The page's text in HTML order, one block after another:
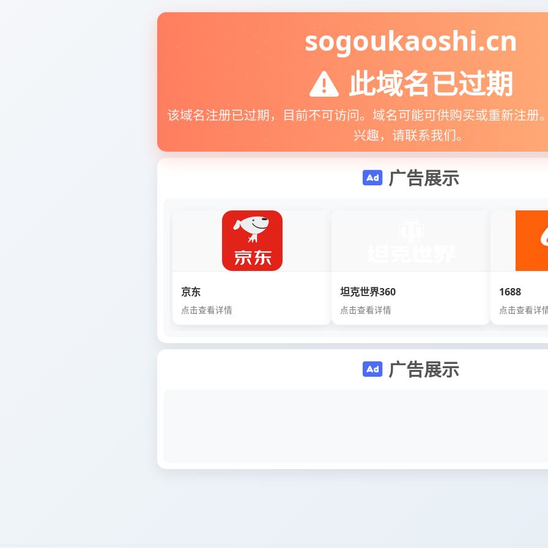
sogoukaoshi.cn
此域名已过期
该域名注册已过期，目前不可访问。域名可能可供购买或重新注册
兴趣，请联系我们。
广告展示
京东
点击查看详情
坦克世界360
点击查看详情
1688
点击查看详
广告展示